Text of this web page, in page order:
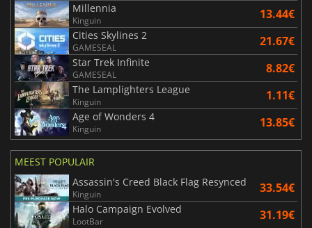
Millennia
Kinguin 13.44€
Cities Skylines 2
GAMESEAL 21.67€
Star Trek Infinite
GAMESEAL 8.82€
The Lamplighters League
Kinguin 1.11€
Age of Wonders 4
Kinguin 13.85€
MEEST POPULAIR
Assassin's Creed Black Flag Resynced
Kinguin 33.54€
Halo Campaign Evolved
LootBar 31.19€